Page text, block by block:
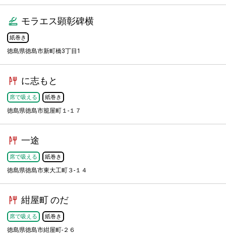
モラエス顕彰碑横
紙巻き
徳島県徳島市新町橋3丁目1
に志もと
席で吸える 紙巻き
徳島県徳島市籠屋町１-１７
一途
席で吸える 紙巻き
徳島県徳島市東大工町３-１４
紺屋町 のだ
席で吸える 紙巻き
徳島県徳島市紺屋町-２６